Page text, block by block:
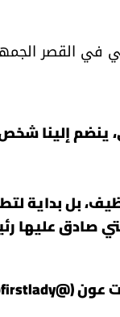
في القصر
ينضم إلينا
صادق عليها